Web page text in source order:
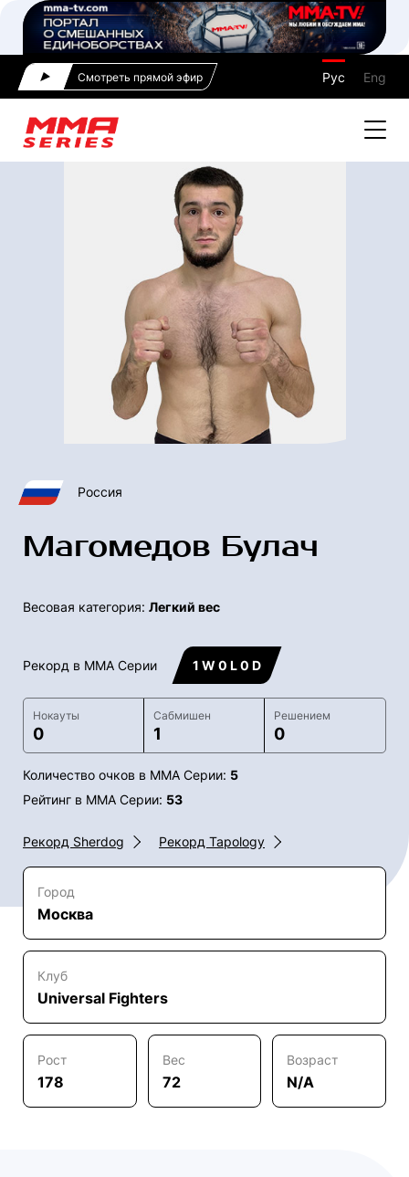
Смотреть прямой эфир Рус Eng
Россия
Магомедов Булач
Весовая категория: Легкий вес
Рекорд в ММА Серии 1 W 0 L 0 D
Нокауты
0
Сабмишен
1
Решением
0
Количество очков в ММА Серии: 5
Рейтинг в ММА Серии: 53
Рекорд Sherdog Рекорд Tapology
Город
Москва
Клуб
Universal Fighters
Рост
178
Вес
72
Возраст
N/A